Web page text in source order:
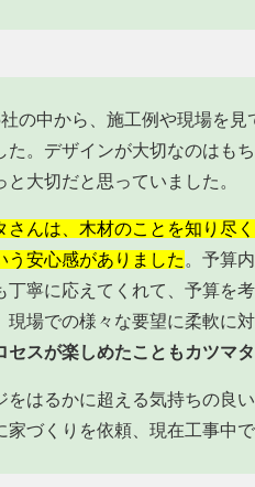
の中から、施工例や現場を
た。デザインが大切なのはも
と大切だと思っていました。
さんは、木材のことを知り尽
う安心感がありました 。予算
丁寧に応えてくれて、予算を
現場での様々な要望に柔軟に
セスが楽しめたこともカツマ
をはるかに超える気持ちの良
家づくりを依頼、現在工事中